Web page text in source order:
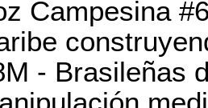
Campesina
- Brasileñas